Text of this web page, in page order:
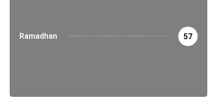
Ramadhan 57